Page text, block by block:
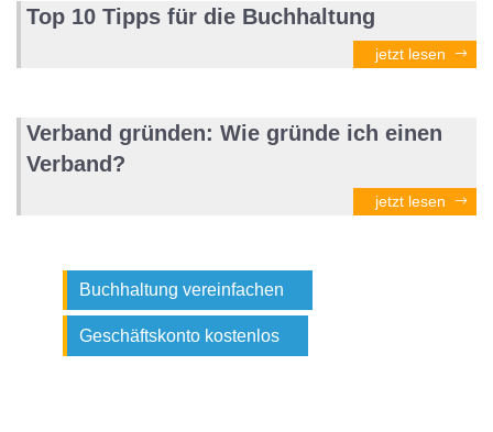
Top 10 Tipps für die Buchhaltung
jetzt lesen
Verband gründen: Wie gründe ich einen
Verband?
jetzt lesen
Buchhaltung vereinfachen
Geschäftskonto kostenlos